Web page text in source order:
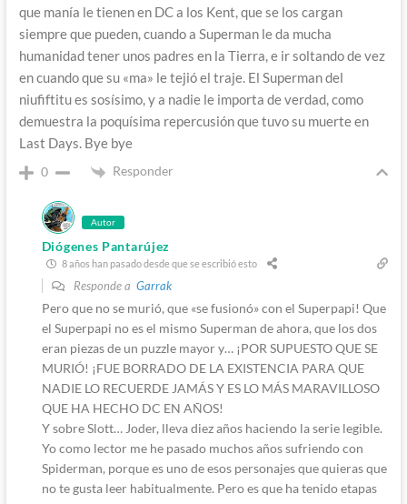
que manía le tienen en DC a los Kent, que se los cargan
siempre que pueden, cuando a Superman le da mucha
humanidad tener unos padres en la Tierra, e ir soltando de vez
en cuando que su «ma» le tejió el traje. El Superman del
niufiftitu es sosísimo, y a nadie le importa de verdad, como
demuestra la poquísima repercusión que tuvo su muerte en
Last Days. Bye bye
0 Responder
Autor
Diógenes Pantarújez
8 años han pasado desde que se escribió esto
Responde a Garrak
Pero que no se murió, que «se fusionó» con el Superpapi! Que
el Superpapi no es el mismo Superman de ahora, que los dos
eran piezas de un puzzle mayor y… ¡POR SUPUESTO QUE SE
MURIÓ! ¡FUE BORRADO DE LA EXISTENCIA PARA QUE
NADIE LO RECUERDE JAMÁS Y ES LO MÁS MARAVILLOSO
QUE HA HECHO DC EN AÑOS!
Y sobre Slott… Joder, lleva diez años haciendo la serie legible.
Yo como lector me he pasado muchos años sufriendo con
Spiderman, porque es uno de esos personajes que quieras que
no te gusta leer habitualmente. Pero es que ha tenido etapas